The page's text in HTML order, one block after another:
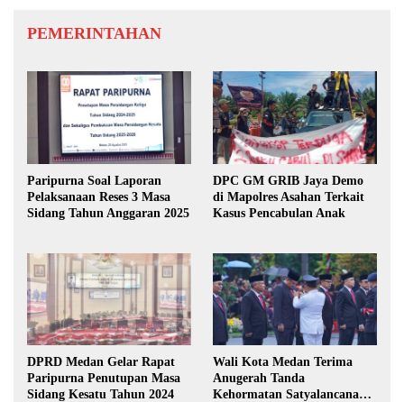
PEMERINTAHAN
Paripurna Soal Laporan
Pelaksanaan Reses 3 Masa
Sidang Tahun Anggaran 2025
DPC GM GRIB Jaya Demo
di Mapolres Asahan Terkait
Kasus Pencabulan Anak
DPRD Medan Gelar Rapat
Paripurna Penutupan Masa
Sidang Kesatu Tahun 2024
Wali Kota Medan Terima
Anugerah Tanda
Kehormatan Satyalancana